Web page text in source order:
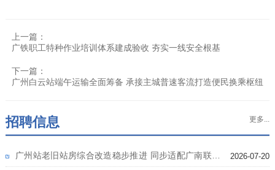
上一篇：
广铁职工特种作业培训体系建成验收 夯实一线安全根基
下一篇：
广州白云站端午运输全面筹备 承接主城普速客流打造便民换乘枢纽
更多...
招聘信息
广州站老旧站房综合改造稳步推进 同步适配广南联络 2026-07-20